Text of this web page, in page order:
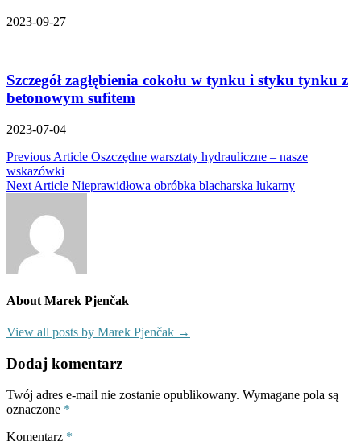
2023-09-27
Szczegół zagłębienia cokołu w tynku i styku tynku z
betonowym sufitem
2023-07-04
Nawigacja
wpisu
Previous Article Oszczędne warsztaty hydrauliczne – nasze
wskazówki
Next Article Nieprawidłowa obróbka blacharska lukarny
About Marek Pjenčak
View all posts by Marek Pjenčak →
Dodaj komentarz
Twój adres e-mail nie zostanie opublikowany. Wymagane pola są
oznaczone *
Komentarz *